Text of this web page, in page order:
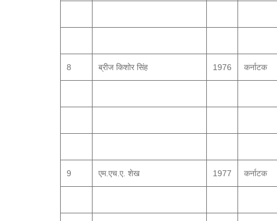
8 ब्रीज किशोर सिंह 1976 कर्नाटक
9 एम.एच.ए. शेख 1977 कर्नाटक